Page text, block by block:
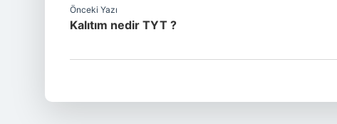
Önceki Yazı
Kalıtım nedir TYT ?